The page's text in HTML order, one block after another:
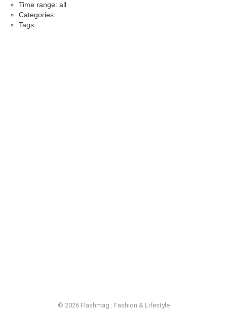
Time range: all
Categories:
Tags:
© 2026 Flashmag : Fashion & Lifestyle